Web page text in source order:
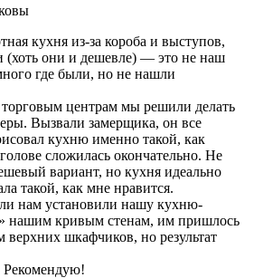
кухня из-за короба и выступов,
(хоть они и дешевле) — это не наш
где были, но не нашли
центрам мы решили делать
Вызвали замерщика, он все
кухню именно такой, как
сложилась окончательно. Не
вариант, но кухня идеально
такой, как мне нравится.
нам установили нашу кухню-
нашим кривым стенам, им пришлось
шкафчиков, но результат
Рекомендую!